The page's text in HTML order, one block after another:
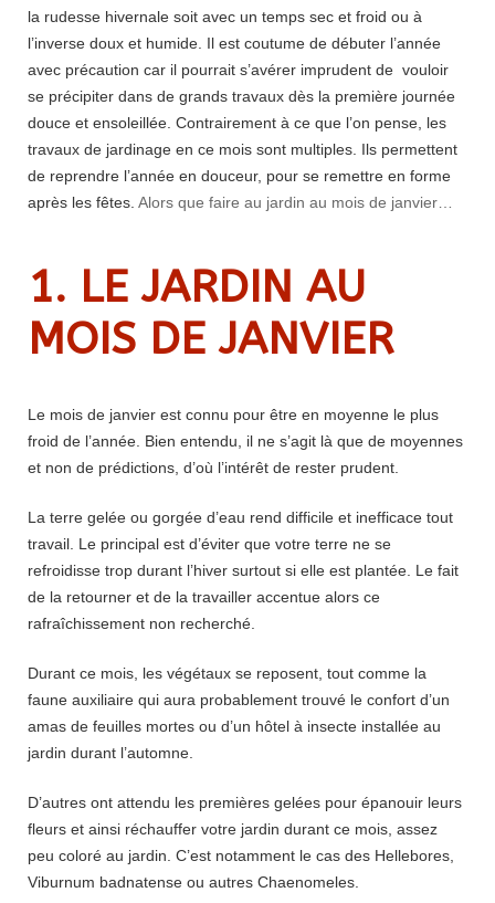
la rudesse hivernale soit avec un temps sec et froid ou à
l’inverse doux et humide. Il est coutume de débuter l’année
avec précaution car il pourrait s’avérer imprudent de vouloir
se précipiter dans de grands travaux dès la première journée
douce et ensoleillée. Contrairement à ce que l’on pense, les
travaux de jardinage en ce mois sont multiples. Ils permettent
de reprendre l’année en douceur, pour se remettre en forme
après les fêtes. Alors que faire au jardin au mois de janvier…
1. LE JARDIN AU
MOIS DE JANVIER
Le mois de janvier est connu pour être en moyenne le plus
froid de l’année. Bien entendu, il ne s’agit là que de moyennes
et non de prédictions, d’où l’intérêt de rester prudent.
La terre gelée ou gorgée d’eau rend difficile et inefficace tout
travail. Le principal est d’éviter que votre terre ne se
refroidisse trop durant l’hiver surtout si elle est plantée. Le fait
de la retourner et de la travailler accentue alors ce
rafraîchissement non recherché.
Durant ce mois, les végétaux se reposent, tout comme la
faune auxiliaire qui aura probablement trouvé le confort d’un
amas de feuilles mortes ou d’un hôtel à insecte installée au
jardin durant l’automne.
D’autres ont attendu les premières gelées pour épanouir leurs
fleurs et ainsi réchauffer votre jardin durant ce mois, assez
peu coloré au jardin. C’est notamment le cas des Hellebores,
Viburnum badnatense ou autres Chaenomeles.